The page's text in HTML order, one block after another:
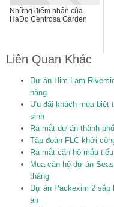
Những điểm nhấn của
HaDo Centrosa Garden
Liên Quan Khác
Dự án Him Lam
hàng
Ưu đãi khách mua biệt
sinh
Ra mắt dự án thành
Tập đoàn FLC khởi
Ra mắt căn hộ mẫu
Mua căn hộ dự án
tháng
Dự án Packexim 2 sắp
án